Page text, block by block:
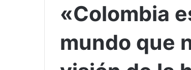
«Colombia
mundo que